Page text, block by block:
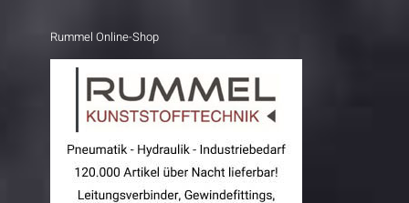
Rummel Online-Shop